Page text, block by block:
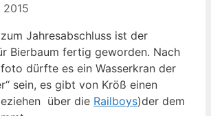
2015
Jahresabschluss ist der
Bierbaum fertig geworden. Nach
dürfte es ein Wasserkran der
sein, es gibt von Kröß einen
über die Railboys)der dem